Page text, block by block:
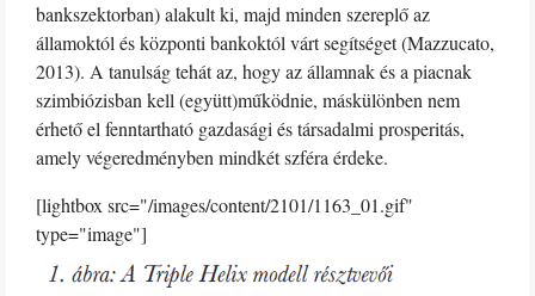
bankszektorban) alakult ki, majd minden szereplő az
államoktól és központi bankoktól várt segítséget (Mazzucato,
2013). A tanulság tehát az, hogy az államnak és a piacnak
szimbiózisban kell (együtt)működnie, máskülönben nem
érhető el fenntartható gazdasági és társadalmi prosperitás,
amely végeredményben mindkét szféra érdeke.
[lightbox src="/images/content/2101/1163_01.gif"
type="image"]